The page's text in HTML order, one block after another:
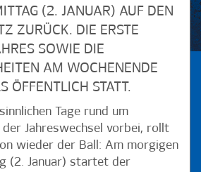
(2. JANUAR) AUF DEN
ZURÜCK. DIE ERSTE
SOWIE DIE
AM WOCHENENDE
ÖFFENTLICH STATT.
Tage rund um
der Jahreswechsel vorbei, rollt
wieder der Ball: Am morgigen
(2. Januar) startet der